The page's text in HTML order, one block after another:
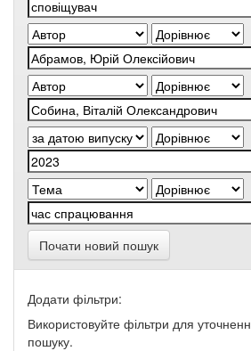
Почати новий пошук
Додати фільтри:
Використовуйте фільтри для
пошуку.